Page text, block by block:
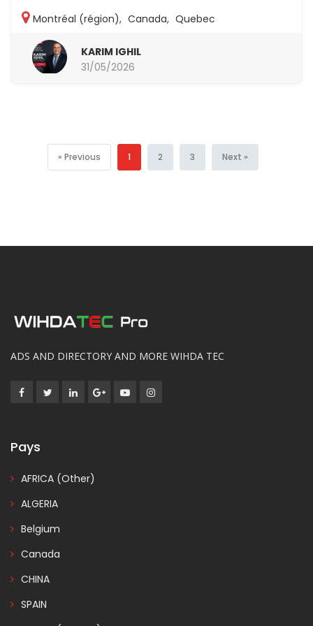
Montréal (région), Canada, Quebec
KARIM IGHIL
31/05/2026
« Previous 1 2 3 Next »
ADS AND DIRECTORY AND MORE WIHDA TEC
Pays
AFRICA (Other)
ALGERIA
Belgium
Canada
CHINA
SPAIN